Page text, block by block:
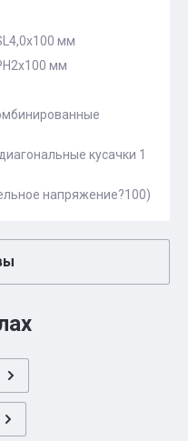
мм
мм
кусачки 1
напряжение?100)